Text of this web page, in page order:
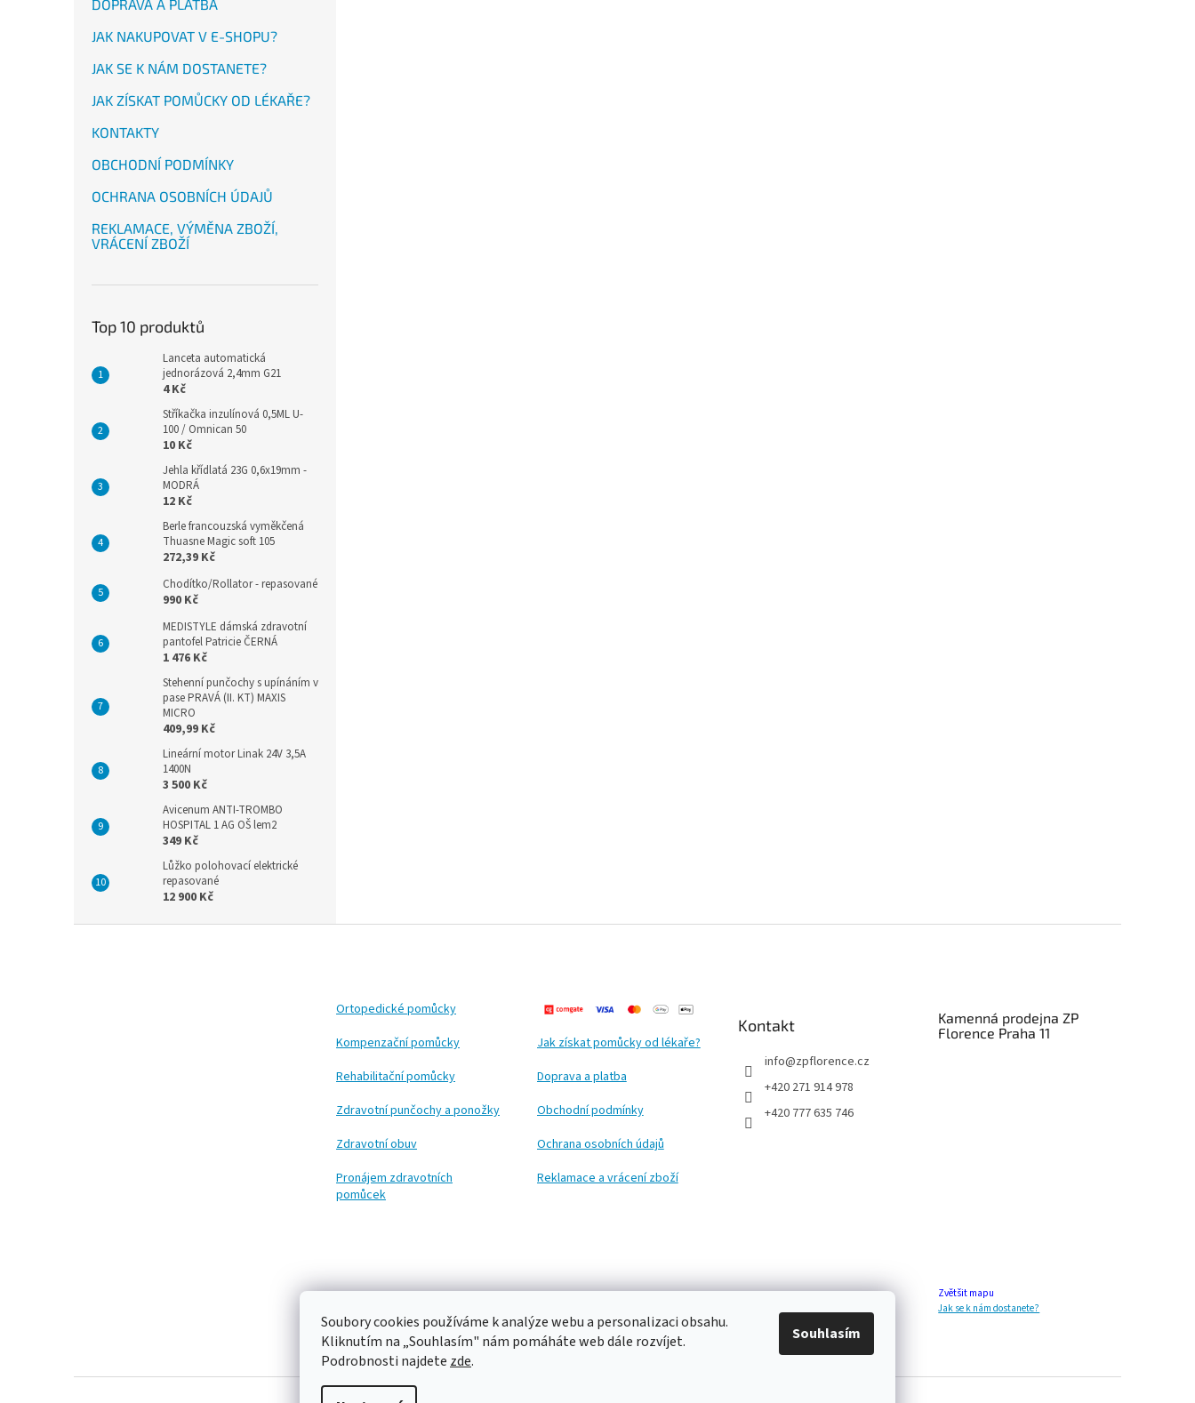
Soubory cookies používáme k analýze webu a personalizaci obsahu.
Kliknutím na „Souhlasím" nám pomáháte web dále rozvíjet.
Podrobnosti najdete zde.
Souhlasím
DOPRAVA A PLATBA
JAK NAKUPOVAT V E-SHOPU?
JAK SE K NÁM DOSTANETE?
JAK ZÍSKAT POMŮCKY OD LÉKAŘE?
KONTAKTY
OBCHODNÍ PODMÍNKY
OCHRANA OSOBNÍCH ÚDAJŮ
REKLAMACE, VÝMĚNA ZBOŽÍ,
VRÁCENÍ ZBOŽÍ
Top 10 produktů
Lanceta automatická
jednorázová 2,4mm G21
4 Kč
Stříkačka inzulínová 0,5ML U-
100 / Omnican 50
10 Kč
Jehla křídlatá 23G 0,6x19mm -
MODRÁ
12 Kč
Berle francouzská vyměkčená
Thuasne Magic soft 105
272,39 Kč
Chodítko/Rollator - repasované
990 Kč
MEDISTYLE dámská zdravotní
pantofel Patricie ČERNÁ
1 476 Kč
Stehenní punčochy s upínáním v
pase PRAVÁ (II. KT) MAXIS
MICRO
409,99 Kč
Lineární motor Linak 24V 3,5A
1400N
3 500 Kč
Avicenum ANTI-TROMBO
HOSPITAL 1 AG OŠ lem2
349 Kč
Lůžko polohovací elektrické
repasované
12 900 Kč
Ortopedické pomůcky
Kompenzační pomůcky
Rehabilitační pomůcky
Zdravotní punčochy a ponožky
Zdravotní obuv
Pronájem zdravotních
pomůcek
Jak získat pomůcky od lékaře?
Doprava a platba
Obchodní podmínky
Ochrana osobních údajů
Reklamace a vrácení zboží
Kontakt
info@zpflorence.cz
+420 271 914 978
+420 777 635 746
Kamenná prodejna ZP
Florence Praha 11
Zvětšit mapu
Jak se k nám dostanete?